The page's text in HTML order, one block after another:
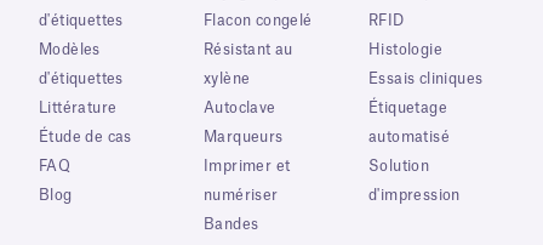
d'étiquettes
Modèles
d'étiquettes
Littérature
Étude de cas
FAQ
Blog
Flacon congelé
Résistant au
xylène
Autoclave
Marqueurs
Imprimer et
numériser
Bandes
RFID
Histologie
Essais cliniques
Étiquetage
automatisé
Solution
d'impression